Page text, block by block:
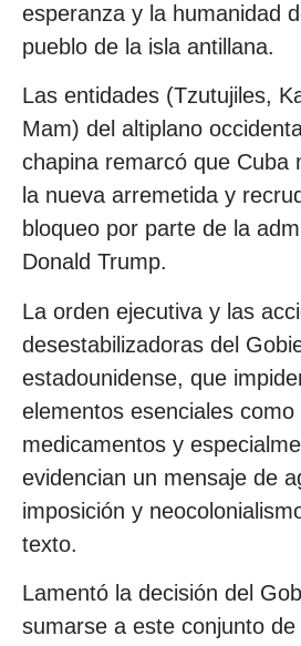
esperanza y la humanidad
pueblo de la isla antillana.
Las entidades (Tzutujiles,
Mam) del altiplano
chapina remarcó que Cuba
la nueva arremetida y
bloqueo por parte de la
Donald Trump.
La orden ejecutiva y las
desestabilizadoras del
estadounidense, que
elementos esenciales como
medicamentos y
evidencian un mensaje de
imposición y
texto.
Lamentó la decisión del
sumarse a este conjunto